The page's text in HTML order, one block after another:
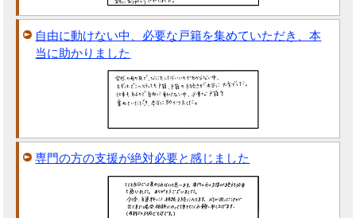
自由に動けない中、必要な戸籍を集めていただき、本
当に助かりました
専門の方の支援が絶対必要と感じました